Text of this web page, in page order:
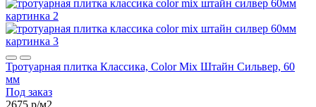
Тротуарная плитка Классика, Color Mix Штайн Сильвер, 60
мм
Под заказ